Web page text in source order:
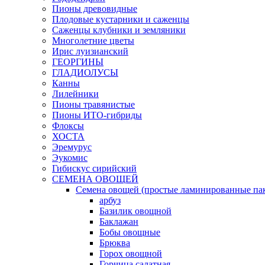
Пионы древовидные
Плодовые кустарники и саженцы
Саженцы клубники и земляники
Многолетние цветы
Ирис луизианский
ГЕОРГИНЫ
ГЛАДИОЛУСЫ
Канны
Лилейники
Пионы травянистые
Пионы ИТО-гибриды
Флоксы
ХОСТА
Эремурус
Эукомис
Гибискус сирийский
СЕМЕНА ОВОЩЕЙ
Семена овощей (простые ламинированные
арбуз
Базилик овощной
Баклажан
Бобы овощные
Брюква
Горох овощной